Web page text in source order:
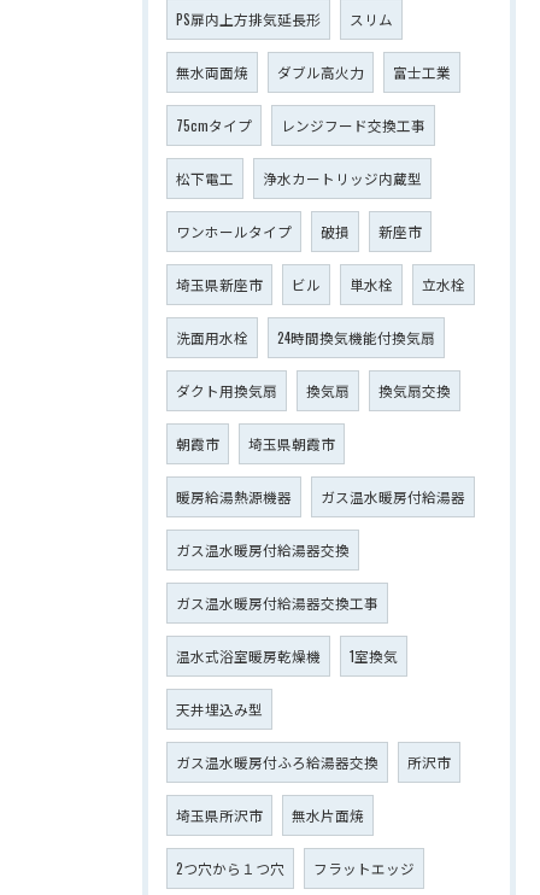
PS扉内上方排気延長形 スリム
無水両面焼 ダブル高火力 富士工業
75cmタイプ レンジフード交換工事
松下電工 浄水カートリッジ内蔵型
ワンホールタイプ 破損 新座市
埼玉県新座市 ビル 単水栓 立水栓
洗面用水栓 24時間換気機能付換気扇
ダクト用換気扇 換気扇 換気扇交換
朝霞市 埼玉県朝霞市
暖房給湯熱源機器 ガス温水暖房付給湯器
ガス温水暖房付給湯器交換
ガス温水暖房付給湯器交換工事
温水式浴室暖房乾燥機 1室換気
天井埋込み型
ガス温水暖房付ふろ給湯器交換 所沢市
埼玉県所沢市 無水片面焼
2つ穴から１つ穴 フラットエッジ